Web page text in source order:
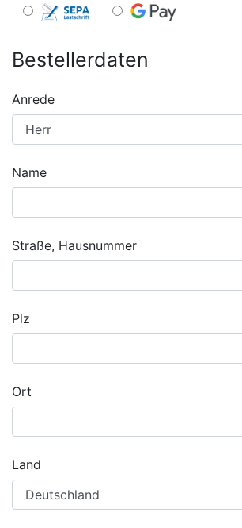
Bestellerdaten
Anrede
Name
Straße, Hausnummer
Plz
Ort
Land